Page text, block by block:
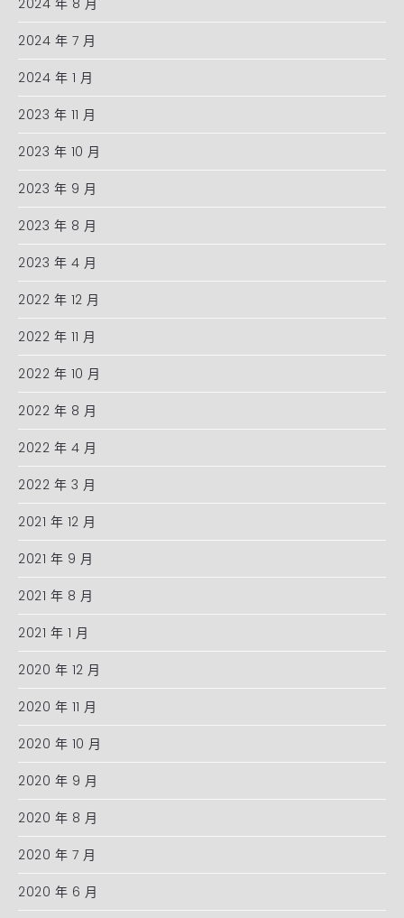
2024 年 7 月
2024 年 1 月
2023 年 11 月
2023 年 10 月
2023 年 9 月
2023 年 8 月
2023 年 4 月
2022 年 12 月
2022 年 11 月
2022 年 10 月
2022 年 8 月
2022 年 4 月
2022 年 3 月
2021 年 12 月
2021 年 9 月
2021 年 8 月
2021 年 1 月
2020 年 12 月
2020 年 11 月
2020 年 10 月
2020 年 9 月
2020 年 8 月
2020 年 7 月
2020 年 6 月